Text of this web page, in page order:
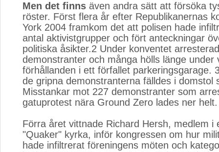
Men det finns även andra sätt att försöka
röster. Först flera år efter Republikanernas
York 2004 framkom det att polisen hade
antal aktivistgrupper och fört anteckningar
politiska åsikter.2 Under konventet
demonstranter och många hölls länge under
förhållanden i ett förfallet parkeringsgarage.
de gripna demonstranterna fälldes i domstol
Misstankar mot 227 demonstranter som
gatuprotest nära Ground Zero lades ner helt.
Förra året vittnade Richard Hersh, medlem i
"Quaker" kyrka, inför kongressen om hur
hade infiltrerat föreningens möten och